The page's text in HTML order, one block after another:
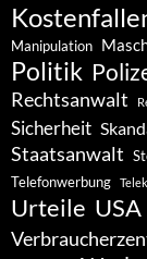
Manipulation
Politik
Rechtsanwalt
Sicherheit
Staatsanwalt
Telefonwerbung
Urteile USA